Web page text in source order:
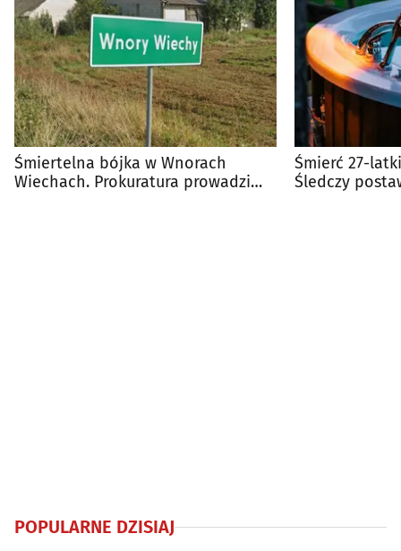
Śmiertelna bójka w Wnorach
Wiechach. Prokuratura prowadzi
Śmierć 27-
Śledczy
POPULARNE DZISIAJ